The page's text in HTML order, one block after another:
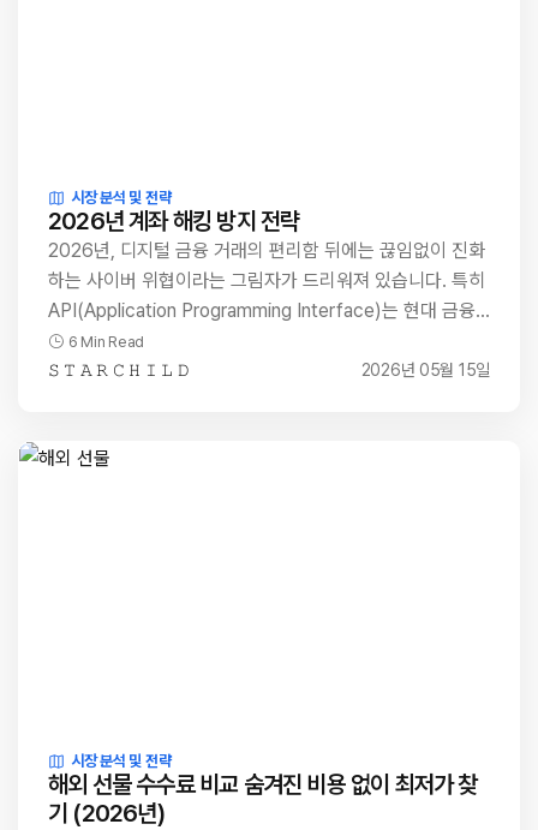
시장 분석 및 전략
2026년 계좌 해킹 방지 전략
2026년, 디지털 금융 거래의 편리함 뒤에는 끊임없이 진화
하는 사이버 위협이라는 그림자가 드리워져 있습니다. 특히
API(Application Programming Interface)는 현대 금융…
6 Min Read
𝚂 𝚃 𝙰 𝚁 𝙲 𝙷 𝙸 𝙻 𝙳 2026년 05월 15일
시장 분석 및 전략
해외 선물 수수료 비교 숨겨진 비용 없이 최저가 찾
기 (2026년)